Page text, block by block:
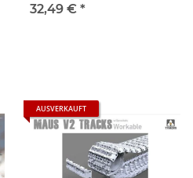
32,49 € *
AUSVERKAUFT